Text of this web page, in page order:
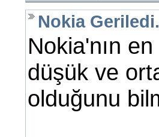
Nokia
Nokia'nın
düşük ve
olduğunu